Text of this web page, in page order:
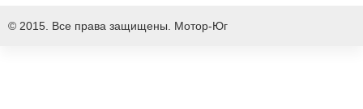
© 2015. Все права защищены. Мотор-Юг